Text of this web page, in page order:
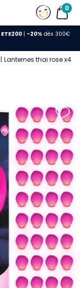
0
ETE200| -20% dès 300€
Lanternes thai rose x40